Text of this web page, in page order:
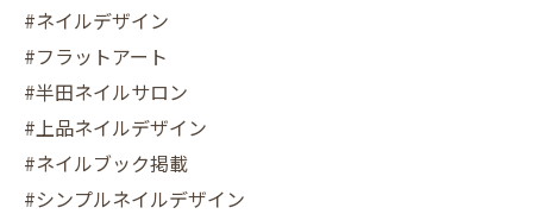
#ネイルデザイン
#フラットアート
#半田ネイルサロン
#上品ネイルデザイン
#ネイルブック掲載
#シンプルネイルデザイン